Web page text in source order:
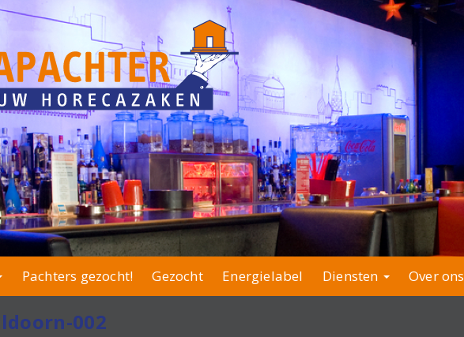
Pachters gezocht! Gezocht Energielabel Diensten Over ons
002